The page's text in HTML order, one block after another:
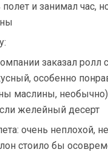
и занимал час,
заказал ролл
особенно
маслины, необычно)
желейный десерт
очень неплохой,
стоило бы